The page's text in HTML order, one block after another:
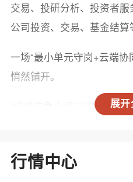
展
交易、投研分析、投资者
公司投资、交易、基金结算
一场“最小单元守岗+云端
悄然铺开。
“驻楼应急小组”以“最小单元
日清晨5点，台风进入24小
战状态。也正是在这一天，
行情中心